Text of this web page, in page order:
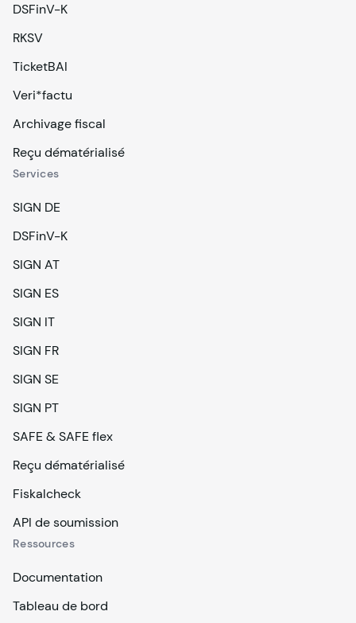
DSFinV-K
RKSV
TicketBAI
Veri*factu
Archivage fiscal
Reçu dématérialisé
Services
SIGN DE
DSFinV-K
SIGN AT
SIGN ES
SIGN IT
SIGN FR
SIGN SE
SIGN PT
SAFE & SAFE flex
Reçu dématérialisé
Fiskalcheck
API de soumission
Ressources
Documentation
Tableau de bord